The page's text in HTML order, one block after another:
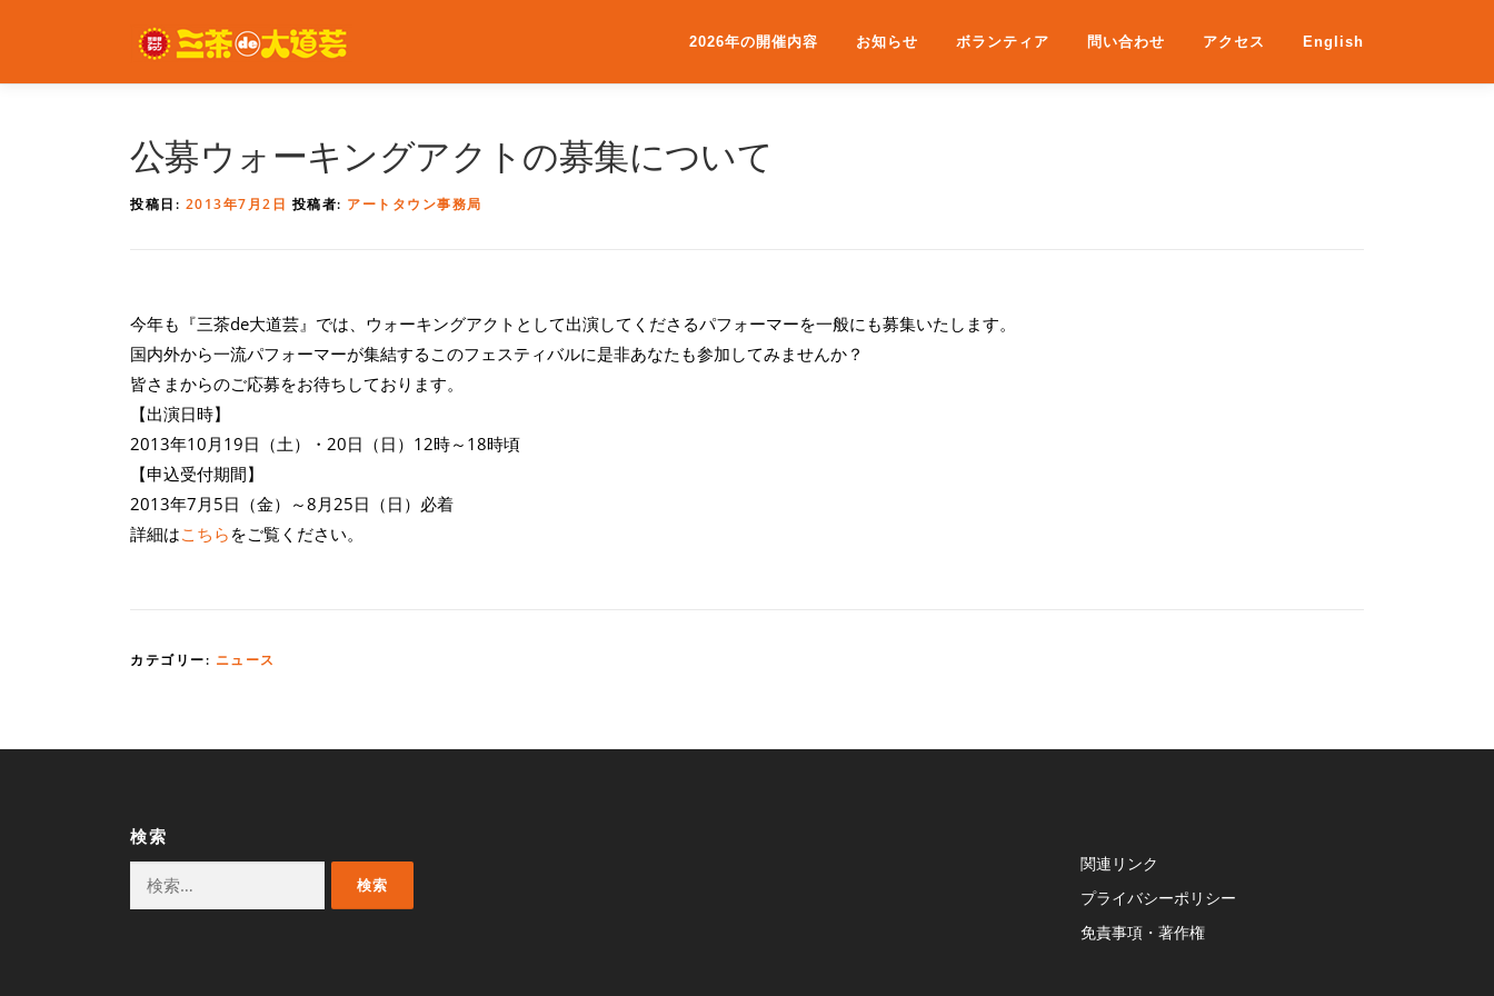
ン
2026年の開催内容 お知らせ ボランティア 問い合わせ アクセス English
公募ウォーキングアクトの募集について
投稿日: 2013年7月2日 投稿者: アートタウン事務局
今年も『三茶de大道芸』では、ウォーキングアクトとして出演してくださるパフォーマーを一般にも募集いたします。
国内外から一流パフォーマーが集結するこのフェスティバルに是非あなたも参加してみませんか？
皆さまからのご応募をお待ちしております。
【出演日時】
2013年10月19日（土）・20日（日）12時～18時頃
【申込受付期間】
2013年7月5日（金）～8月25日（日）必着
詳細はこちらをご覧ください。
カテゴリー: ニュース
検索
関連リンク
プライバシーポリシー
免責事項・著作権